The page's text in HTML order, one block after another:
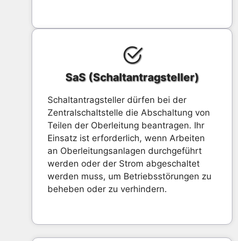
SaS (Schaltantragsteller)
Schaltantragsteller dürfen bei der
Zentralschaltstelle die Abschaltung von
Teilen der Oberleitung beantragen. Ihr
Einsatz ist erforderlich, wenn Arbeiten
an Oberleitungsanlagen durchgeführt
werden oder der Strom abgeschaltet
werden muss, um Betriebsstörungen zu
beheben oder zu verhindern.